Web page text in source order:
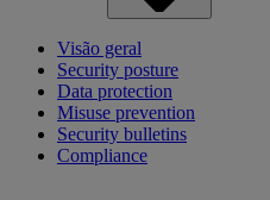
Visão geral
Security posture
Data protection
Misuse prevention
Security bulletins
Compliance